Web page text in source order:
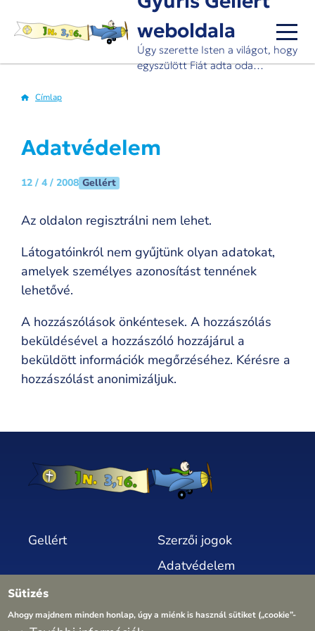
weboldala
Úgy szerette Isten a világot, hogy
egyszülött Fiát adta oda…
Morzsa
Címlap
Adatvédelem
12 / 4 / 2008 Gellért
Az oldalon regisztrálni nem lehet.
Látogatóinkról nem gyűjtünk olyan adatokat,
amelyek személyes azonosítást tennének
lehetővé.
A hozzászólások önkéntesek. A hozzászólás
beküldésével a hozzászóló hozzájárul a
beküldött információk megőrzéséhez. Kérésre a
hozzászólást anonimizáljuk.
Gellért
Szerzői jogok
Adatvédelem
Sütizés
Ahogy majdnem minden honlap, úgy a miénk is használ sütiket („cookie”-